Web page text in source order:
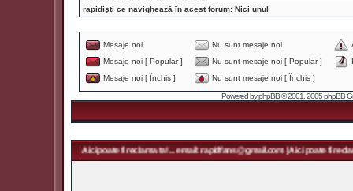
rapidişti ce navighează în acest forum: Nici unul
Mesaje noi Nu sunt mesaje noi
Mesaje noi [ Popular ]
Nu sunt mesaje noi [ Popular ]
Mesaje noi [ Închis ]
Nu sunt mesaje noi [ Închis ]
Powered byphpBB© 2001, 2005 phpBB
| Aici poate fi reclama ta! ... email: rapidfans@gmail.com | Aici poate fi